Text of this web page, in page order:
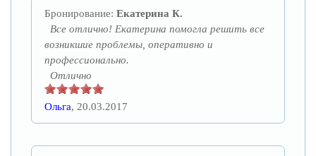
Бронирование: Екатерина К.
Все отлично! Екатерина помогла решить все
возникшие проблемы, оперативно и
профессионально.
Отлично
Ольга, 20.03.2017